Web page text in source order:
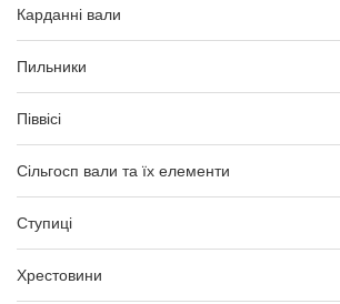
Карданні вали
Пильники
Піввісі
Сільгосп вали та їх елементи
Ступиці
Хрестовини